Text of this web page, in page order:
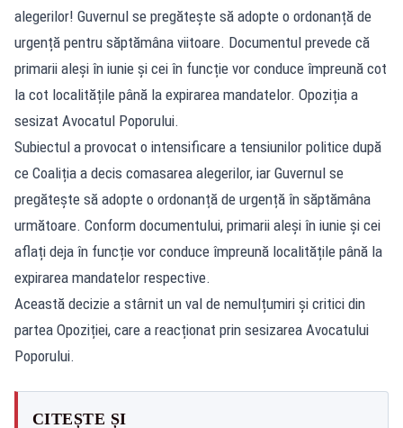
alegerilor! Guvernul se pregătește să adopte o ordonanță de
urgență pentru săptămâna viitoare. Documentul prevede că
primarii aleși în iunie și cei în funcție vor conduce împreună cot
la cot localitățile până la expirarea mandatelor. Opoziția a
sesizat Avocatul Poporului.
Subiectul a provocat o intensificare a tensiunilor politice după
ce Coaliția a decis comasarea alegerilor, iar Guvernul se
pregătește să adopte o ordonanță de urgență în săptămâna
următoare. Conform documentului, primarii aleși în iunie și cei
aflați deja în funcție vor conduce împreună localitățile până la
expirarea mandatelor respective.
Această decizie a stârnit un val de nemulțumiri și critici din
partea Opoziției, care a reacționat prin sesizarea Avocatului
Poporului.
CITEȘTE ȘI